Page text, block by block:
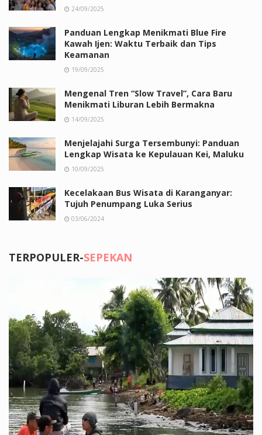
24/09/2025
Panduan Lengkap Menikmati Blue Fire
Kawah Ijen: Waktu Terbaik dan Tips
Keamanan
19/09/2025
Mengenal Tren “Slow Travel”, Cara Baru
Menikmati Liburan Lebih Bermakna
14/09/2025
Menjelajahi Surga Tersembunyi: Panduan
Lengkap Wisata ke Kepulauan Kei, Maluku
10/09/2025
Kecelakaan Bus Wisata di Karanganyar:
Tujuh Penumpang Luka Serius
03/06/2024
TERPOPULER-SEPEKAN